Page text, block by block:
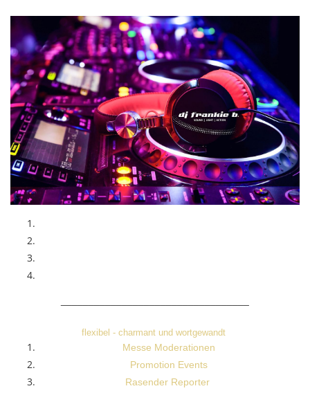
flexibel - charmant und wortgewandt
Messe Moderationen
Promotion Events
Rasender Reporter